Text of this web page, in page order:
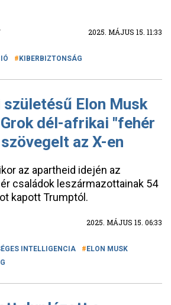
2025. MÁJUS 15. 11:33
KIBERBIZTONSÁG
Elon Musk
dél-afrikai "fehér
az X-en
az apartheid idején az
családok leszármazottainak 54
kapott Trumptól.
2025. MÁJUS 15. 06:33
INTELLIGENCIA
ELON MUSK